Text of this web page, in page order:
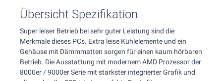
Übersicht Spezifikation
Super leiser Betrieb bei sehr guter Leistung sind die
Merkmale dieses PCs. Extra leise Kühlelemente und ein
Gehäuse mit Dämmmatten sorgen für einen kaum hörbaren
Betrieb. Die Ausstattung mit modernem AMD Prozessor der
8000er / 9000er Serie mit stärkster integrierter Grafik und